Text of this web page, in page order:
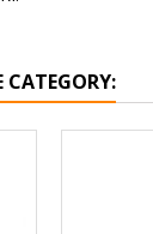
CATEGORY: